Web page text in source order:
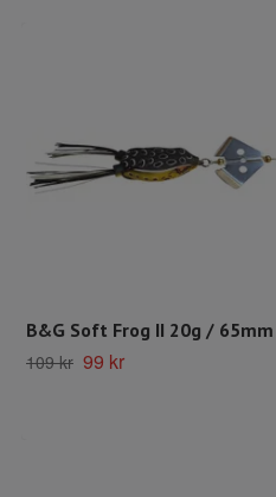
B&G Soft Frog II 20g / 65mm
109 kr 99 kr